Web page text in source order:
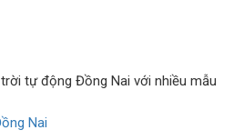
tự động Đồng Nai với nhiều mẫu
Nai